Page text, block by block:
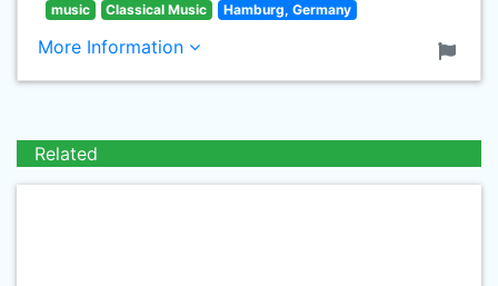
music Classical Music Hamburg, Germany
More Information
Related